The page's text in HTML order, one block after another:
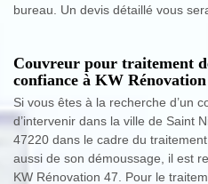
bureau. Un devis détaillé vous
Couvreur pour traitement
confiance à KW
Si vous êtes à la recherche d’un
d’intervenir dans la ville de Saint
47220 dans le cadre du
aussi de son démoussage, il est
KW Rénovation 47. Pour le